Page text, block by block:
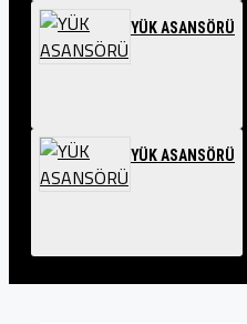
YÜK ASANSÖRÜ
YÜK ASANSÖRÜ